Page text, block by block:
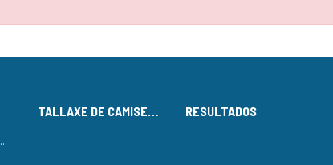
LISTADO DE INSCRITOS NO CIRCUÍTO
TALLAXE DE CAMISETAS RESULTADOS